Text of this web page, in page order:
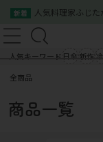
商品一覧
会社概要
新着 人気料理家ふじ
人気キーワード 日傘 新作
クイックオーダー
全商品
商品一覧